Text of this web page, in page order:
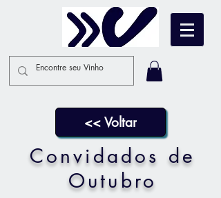
<< Voltar
Convidados de
Outubro